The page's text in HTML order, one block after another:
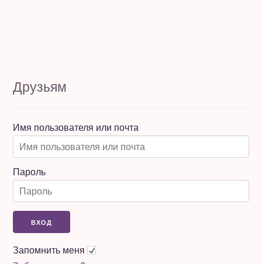
Друзьям
Имя пользователя или почта
Пароль
Запомнить меня